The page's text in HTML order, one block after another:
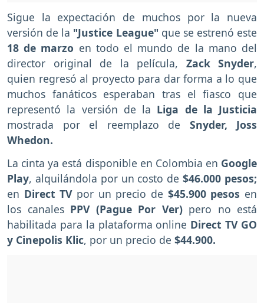
Sigue la expectación de muchos por la nueva
versión de la "Justice League" que se estrenó este
18 de marzo en todo el mundo de la mano del
director original de la película, Zack Snyder,
quien regresó al proyecto para dar forma a lo que
muchos fanáticos esperaban tras el fiasco que
representó la versión de la Liga de la Justicia
mostrada por el reemplazo de Snyder, Joss
Whedon.
La cinta ya está disponible en Colombia en Google
Play, alquilándola por un costo de$46.000 pesos;
en Direct TVpor un precio de $45.900 pesos en
los canalesPPV (Pague Por Ver) pero no está
habilitada para la plataforma online Direct TV GO
y Cinepolis Klic, por un precio de $44.900.